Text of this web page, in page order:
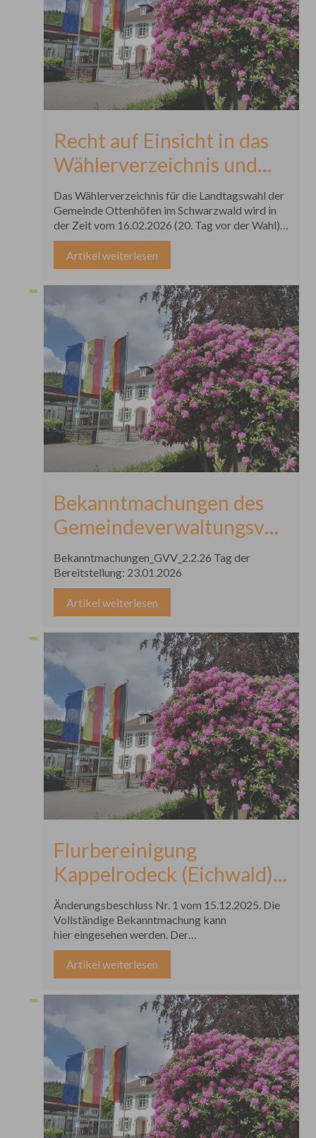
Recht auf Einsicht in das
Wählerverzeichnis und
die Erteilung von
Wahlscheinen für die
Wahl zum Landtag am 8.
März 2026
Das Wählerverzeichnis für die Landtagswahl der
Gemeinde Ottenhöfen im Schwarzwald wird in
der Zeit vom 16.02.2026 (20. Tag vor der Wahl)
bis 20.02.2026 (16. Tag vor der Wahl) während
der allgemeinen Öffnungszeiten in der
Gemeindeverwaltung Ottenhöfen im
Schwarzwald, Bürgerbüro, Forstweg 1, 77883
Ottenhöfen im Schwarzwald für
Wahlberechtigte zur Einsicht bereitgehalten. Die
vollständige Bekanntmachung kann hier
eingesehen werden.
Artikel weiterlesen
Bekanntmachungen des
Kappelrodeck
Bekanntmachungen_GVV_2.2.26 Tag der
Bereitstellung: 23.01.2026
Artikel weiterlesen
Flurbereinigung
Kappelrodeck (Eichwald),
Ortenaukreis
Änderungsbeschluss Nr. 1 vom 15.12.2025. Die
Vollständige Bekanntmachung kann
hier eingesehen werden. Der
Änderungsbeschluss Nr. 1 vom 15.12.2025 mit
Begründung sowie die bisherigen und neuen
Gebietskarten im Maßstab 1 : 25 000 liegen
während der üblichen Öffnungszeiten im
Bürgerbüro der Gemeinde Ottenhöfen im
Schwarzwald zur Einsichtnahme für die
Beteiligten öffentlich aus.
Artikel weiterlesen